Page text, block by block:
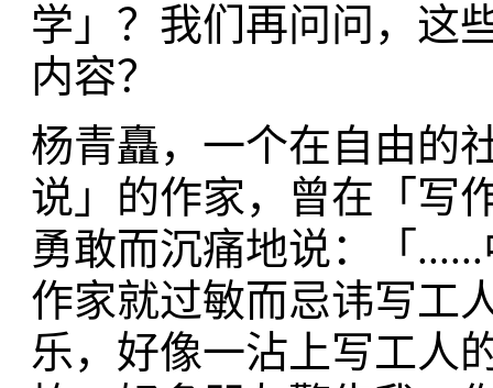
学」？我们再问问，这
内容？
杨青矗，一个在自由的
说」的作家，曾在「写
勇敢而沉痛地说：「
作家就过敏而忌讳写工
乐，好像一沾上写工人